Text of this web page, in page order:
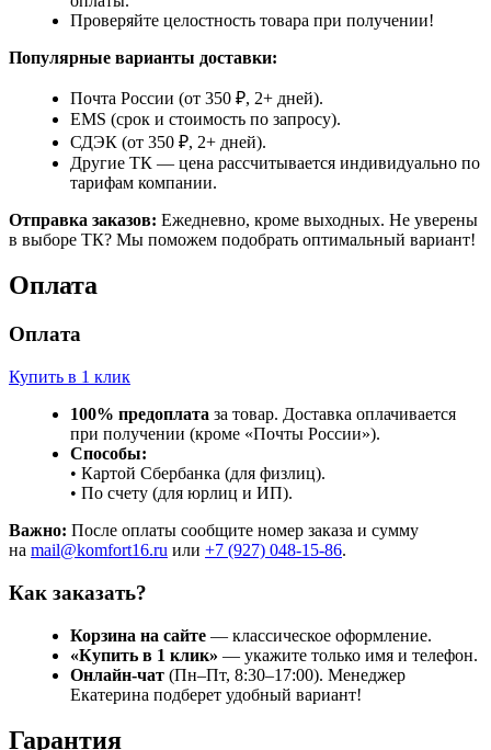
Проверяйте целостность товара при получении!
Популярные варианты доставки:
Почта России (от 350 ₽, 2+ дней).
EMS (срок и стоимость по запросу).
СДЭК (от 350 ₽, 2+ дней).
Другие ТК — цена рассчитывается индивидуально по
тарифам компании.
Отправка заказов: Ежедневно, кроме выходных. Не уверены
в выборе ТК? Мы поможем подобрать оптимальный вариант!
Оплата
Оплата
Купить в 1 клик
100% предоплата за товар. Доставка оплачивается
при получении (кроме «Почты России»).
Способы:
• Картой Сбербанка (для физлиц).
• По счету (для юрлиц и ИП).
Важно: После оплаты сообщите номер заказа и сумму
на mail@komfort16.ru или +7 (927) 048-15-86.
Как заказать?
Корзина на сайте — классическое оформление.
«Купить в 1 клик» — укажите только имя и телефон.
Онлайн-чат (Пн–Пт, 8:30–17:00). Менеджер
Екатерина подберет удобный вариант!
Гарантия